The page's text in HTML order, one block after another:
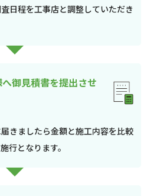
日程を工事店と調整していただき
御見積書を提出させ
きましたら金額と施工内容を比較
行となります。